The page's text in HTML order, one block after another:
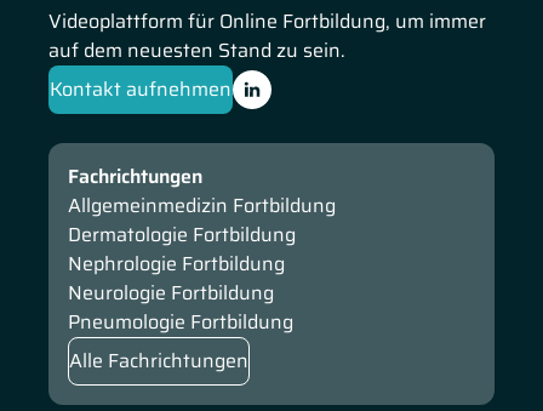
Videoplattform für Online Fortbildung, um immer
auf dem neuesten Stand zu sein.
Kontakt aufnehmen
Fachrichtungen
Allgemeinmedizin Fortbildung
Dermatologie Fortbildung
Nephrologie Fortbildung
Neurologie Fortbildung
Pneumologie Fortbildung
Alle Fachrichtungen